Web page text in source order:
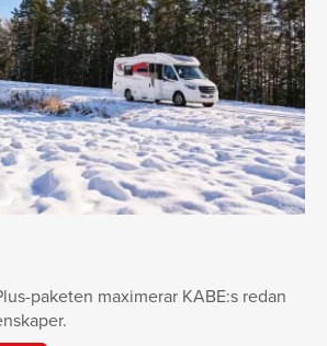
paketen maximerar KABE:s redan